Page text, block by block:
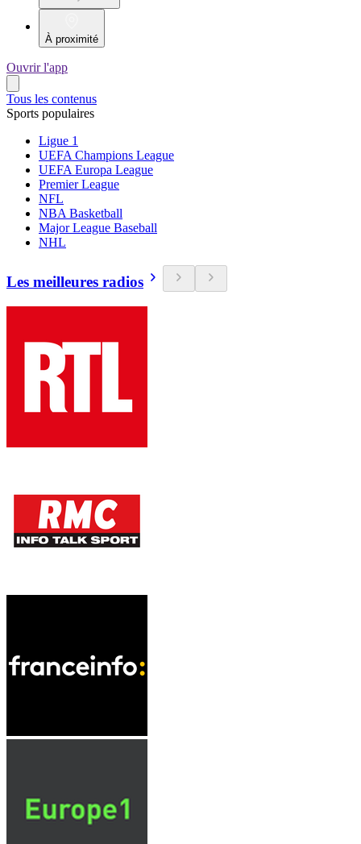
À proximité
Ouvrir l'app
Tous les contenus
Sports populaires
Ligue 1
UEFA Champions League
UEFA Europa League
Premier League
NFL
NBA Basketball
Major League Baseball
NHL
Les meilleures radios